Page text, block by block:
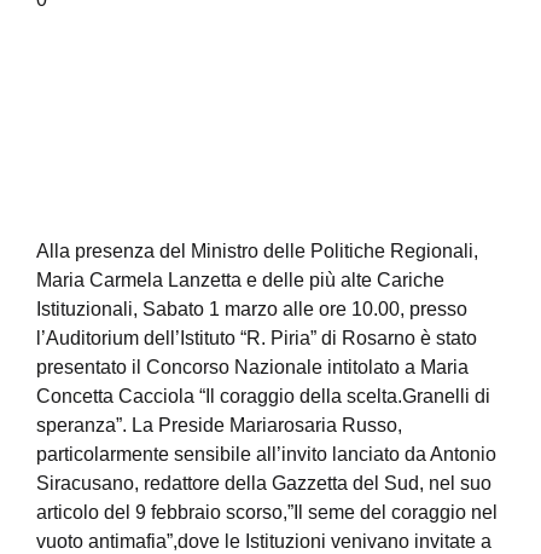
Alla presenza del Ministro delle Politiche Regionali,
Maria Carmela Lanzetta e delle più alte Cariche
Istituzionali, Sabato 1 marzo alle ore 10.00, presso
l’Auditorium dell’Istituto “R. Piria” di Rosarno è stato
presentato il Concorso Nazionale intitolato a Maria
Concetta Cacciola “Il coraggio della scelta.Granelli di
speranza”. La Preside Mariarosaria Russo,
particolarmente sensibile all’invito lanciato da Antonio
Siracusano, redattore della Gazzetta del Sud, nel suo
articolo del 9 febbraio scorso,”Il seme del coraggio nel
vuoto antimafia”,dove le Istituzioni venivano invitate a